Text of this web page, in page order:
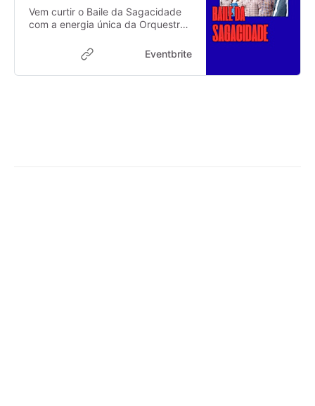
Vem curtir o Baile da Sagacidade
com a energia única da Orquestra
Eventbrite